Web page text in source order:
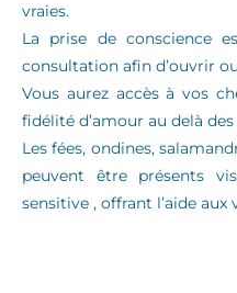
vraies.
La prise de conscience
consultation afin d’ouvrir
Vous aurez accès à vos
fidélité d’amour au delà
Les fées, ondines,
peuvent être présents
sensitive , offrant l’aide